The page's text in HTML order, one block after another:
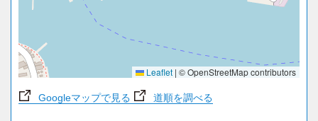
Leaflet | © OpenStreetMap contributors
Googleマップで見る 道順を調べる